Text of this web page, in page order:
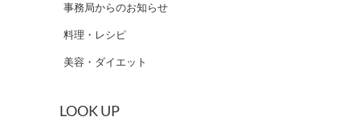
事務局からのお知らせ
料理・レシピ
美容・ダイエット
LOOK UP